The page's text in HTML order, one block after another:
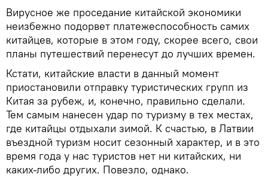
Вирусное же проседание китайской экономики
неизбежно подорвет платежеспособность самих
китайцев, которые в этом году, скорее всего, свои
планы путешествий перенесут до лучших времен.
Кстати, китайские власти в данный момент
приостановили отправку туристических групп из
Китая за рубеж, и, конечно, правильно сделали.
Тем самым нанесен удар по туризму в тех местах,
где китайцы отдыхали зимой. К счастью, в Латвии
въездной туризм носит сезонный характер, и в это
время года у нас туристов нет ни китайских, ни
каких-либо других. Повезло, однако.